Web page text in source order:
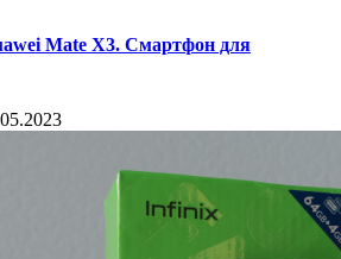
Mate X3. Смартфон для